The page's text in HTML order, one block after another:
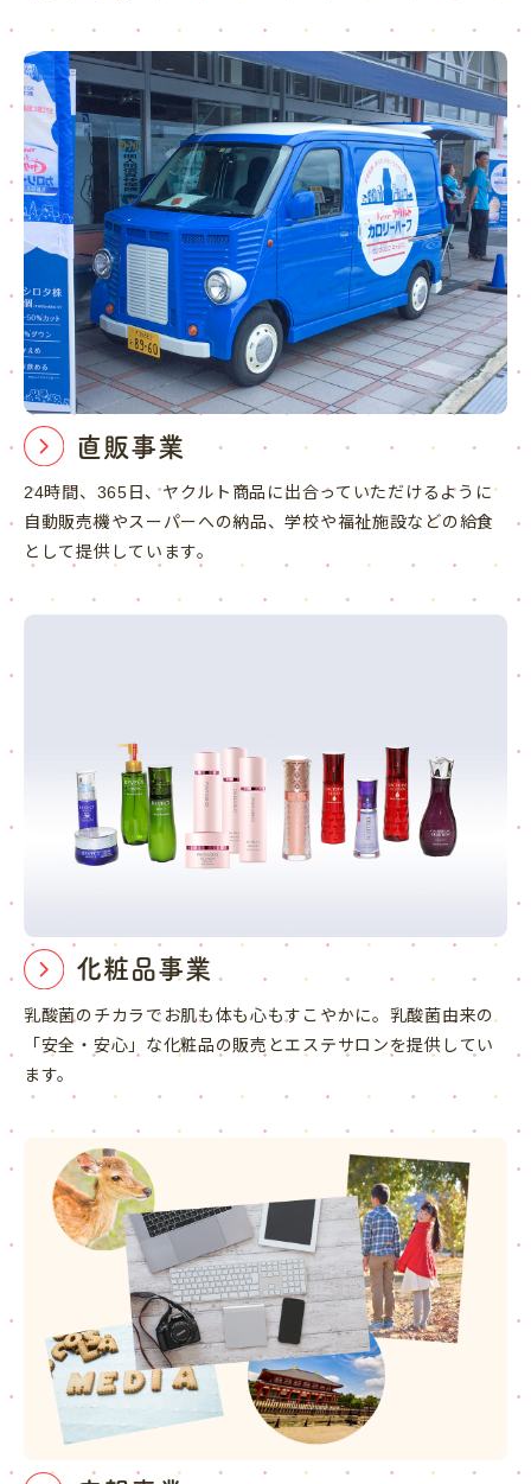
直販事業
24時間、365日、ヤクルト商品に出合っていただけるように
自動販売機やスーパーへの納品、学校や福祉施設などの給食
として提供しています。
化粧品事業
乳酸菌のチカラでお肌も体も心もすこやかに。乳酸菌由来の
「安全・安心」な化粧品の販売とエステサロンを提供してい
ます。